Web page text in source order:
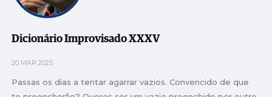
Dicionário Improvisado XXXV
20 MAR 2025
Passas os dias a tentar agarrar vazios. Convencido de que